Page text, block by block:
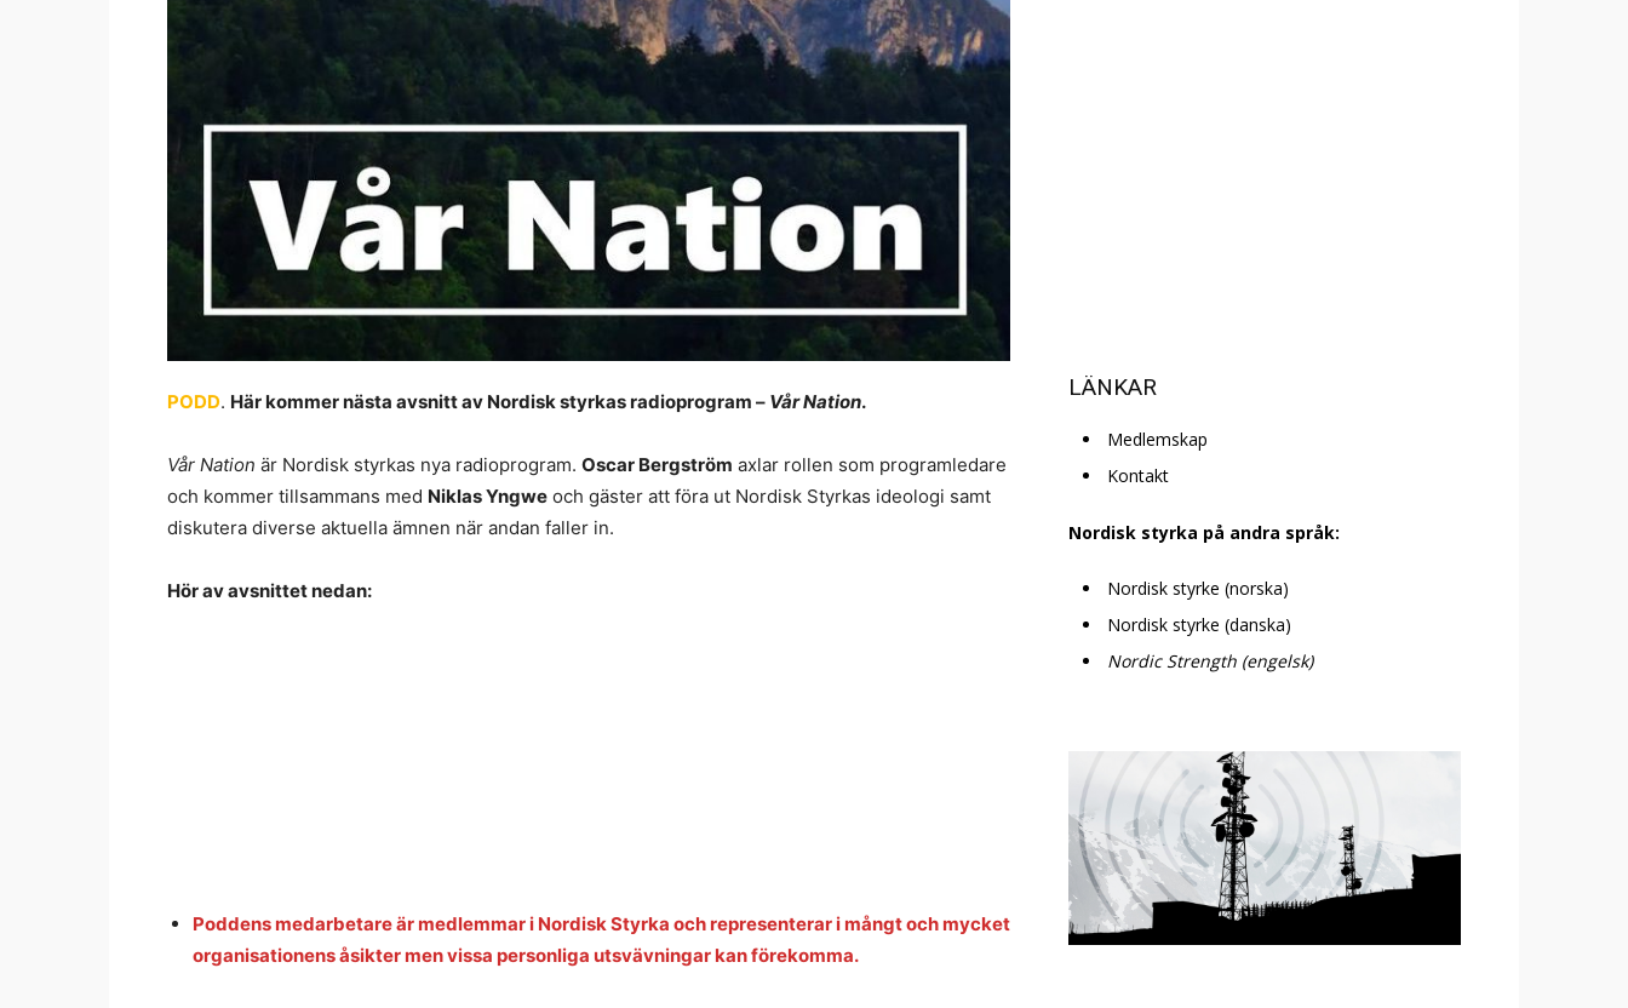
PODD. Här kommer nästa avsnitt av Nordisk styrkas radioprogram – Vår Nation.
Vår Nation är Nordisk styrkas nya radioprogram. Oscar Bergström axlar rollen som programledare
och kommer tillsammans med Niklas Yngwe och gäster att föra ut Nordisk Styrkas ideologi samt
diskutera diverse aktuella ämnen när andan faller in.
Hör av avsnittet nedan:
Poddens medarbetare är medlemmar i Nordisk Styrka och representerar i mångt och mycket
organisationens åsikter men vissa personliga utsvävningar kan förekomma.
LÄNKAR
Medlemskap
Kontakt
Nordisk styrka på andra språk:
Nordisk styrke (norska)
Nordisk styrke (danska)
Nordic Strength (engelsk)